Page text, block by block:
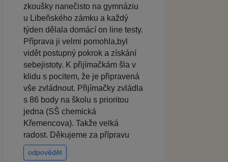
zkoušky nanečisto na gymnáziu
u Libeňského zámku a každý
týden dělala domácí on line testy.
Příprava ji velmi pomohla,byl
vidět postupný pokrok a získání
sebejistoty. K přijímačkám šla v
klidu s pocitem, že je připravená
vše zvládnout. Přijímačky zvládla
s 86 body na školu s prioritou
jedna (SŠ chemická
Křemencova). Takže velká
radost. Děkujeme za přípravu
odpovědět